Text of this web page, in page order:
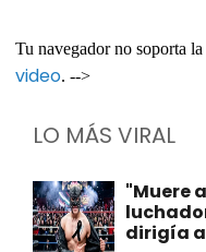
Tu navegador no soporta la
video. -->
LO MÁS VIRAL
"Muere
dirigía